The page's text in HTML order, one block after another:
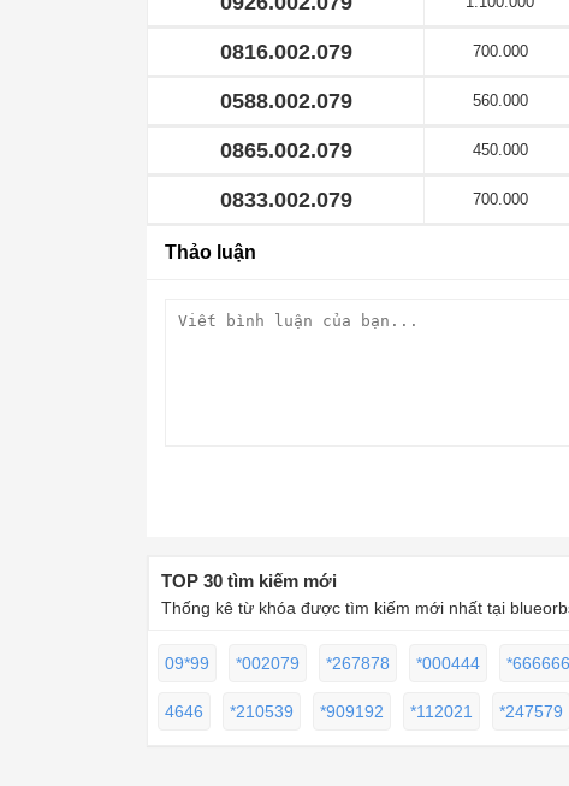
0816.002.079 700.000
0588.002.079 560.000
0865.002.079 450.000
0833.002.079 700.000
Thảo luận
TOP 30 tìm kiếm mới
Thống kê từ khóa được tìm kiếm mới nhất tại
09*99 *002079 *267878 *000444 *666666
4646 *210539 *909192 *112021 *247579